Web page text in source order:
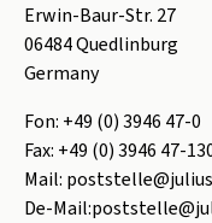
Erwin-Baur-Str. 27
06484Quedlinburg
Germany
Fon: +49 (0) 3946 47-0
Fax: +49 (0) 3946 47-
Mail:
De-Mail: